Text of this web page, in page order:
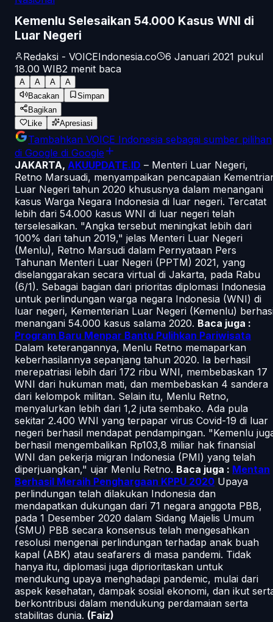
Kemenlu Selesaikan 54.000 Kasus WNI di
Luar Negeri
Redaksi - VOICEIndonesia.co
6 Januari 2021 pukul
18.00 WIB2 menit baca
A A A
A
Bacakan
Simpan
Bagikan
Like
Apresiasi
Tambahkan VOICE Indonesia sebagai sumber pilihan
di Google di Google
JAKARTA, AKUUPDATE.ID – Menteri Luar Negeri,
Retno Marsuadi, menyampaikan pencapaian
Luar Negeri tahun 2020 khususnya dalam menangani
kasus Warga Negara Indonesia di luar negeri. Tercatat
lebih dari 54.000 kasus WNI di luar negeri telah
terselesaikan. "Angka tersebut meningkat lebih dari
100% dari tahun 2019," jelas Menteri Luar Negeri
(Menlu), Retno Marsudi dalam Pernyataan Pers
Tahunan Menteri Luar Negeri (PPTM) 2021, yang
diselanggarakan secara virtual di Jakarta, pada Rabu
(6/1). Sebagai bagian dari prioritas diplomasi Indonesia
untuk perlindungan warga negara Indonesia (WNI) di
luar negeri, Kementerian Luar Negeri (Kemenlu)
menangani 54.000 kasus salama 2020. Baca juga :
Program Baru Menpar Bantu Pulihkan Pariwisata
Dalam keterangannya, Menlu Retno memaparkan
keberhasilannya sepanjang tahun 2020. Ia berhasil
merepatriasi lebih dari 172 ribu WNI, membebaskan 17
WNI dari hukuman mati, dan membebaskan 4 sandera
dari kelompok militan. Selain itu, Menlu Retno,
menyalurkan lebih dari 1,2 juta sembako. Ada pula
sekitar 2.400 WNI yang terpapar virus Covid-19 di luar
negeri berhasil mendapat pendampingan. "Kemenlu
berhasil mengembalikan Rp103,8 miliar hak finansial
WNI dan pekerja migran Indonesia (PMI) yang telah
diperjuangkan," ujar Menlu Retno. Baca juga : Mentan
Berhasil Meraih Penghargaan KPPU 2020 Upaya
perlindungan telah dilakukan Indonesia dan
mendapatkan dukungan dari 71 negara anggota PBB,
pada 1 Desember 2020 dalam Sidang Majelis Umum
(SMU) PBB secara konsensus telah mengesahkan
resolusi mengenai perlindungan terhadap anak buah
kapal (ABK) atau seafarers di masa pandemi. Tidak
hanya itu, diplomasi juga diprioritaskan untuk
mendukung upaya menghadapi pandemic, mulai dari
aspek kesehatan, dampak sosial ekonomi, dan ikut
berkontribusi dalam mendukung perdamaian serta
stabilitas dunia. (Faiz)